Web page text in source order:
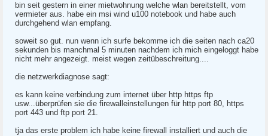
bin seit gestern in einer mietwohnung welche wlan bereitstellt, vom
vermieter aus. habe ein msi wind u100 notebook und habe auch
durchgehend wlan empfang.
soweit so gut. nun wenn ich surfe bekomme ich die seiten nach ca20
sekunden bis manchmal 5 minuten nachdem ich mich eingeloggt habe
nicht mehr angezeigt. meist wegen zeitübeschreitung....
die netzwerkdiagnose sagt:
es kann keine verbindung zum internet über http https ftp
usw...überprüfen sie die firewalleinstellungen für http port 80, https
port 443 und ftp port 21.
tja das erste problem ich habe keine firewall installiert und auch die